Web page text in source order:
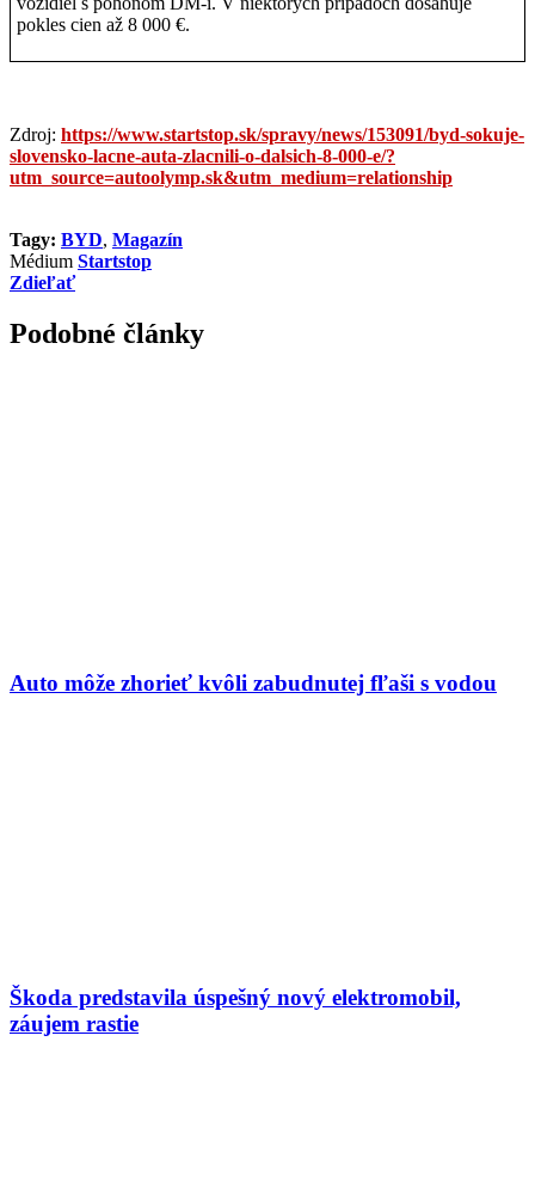
pokles cien až 8 000 €.
Zdroj: https://www.startstop.sk/spravy/news/153091/byd-sokuje-
slovensko-lacne-auta-zlacnili-o-dalsich-8-000-e/?
utm_source=autoolymp.sk&utm_medium=relationship
Tagy: BYD, Magazín
Médium Startstop
Zdieľať
Podobné články
Auto môže zhorieť kvôli zabudnutej fľaši s vodou
Škoda predstavila úspešný nový elektromobil,
záujem rastie